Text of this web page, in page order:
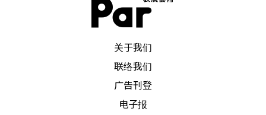
歌剧界发展的。一方面，您以饰唱佩雷亚斯（Pellé
as）一角而闻名，另方面，您几乎唱遍了莫札特歌
剧一些男中音的重要角色，您如何在德布西与莫札
特这两位时空距离相当远的作曲家之间，寻得「交
关于我们
联络我们
广告刊登
电子报